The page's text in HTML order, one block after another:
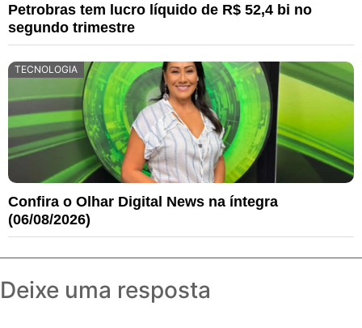
Petrobras tem lucro líquido de R$ 52,4 bi no
segundo trimestre
TECNOLOGIA
Confira o Olhar Digital News na íntegra
(06/08/2026)
Deixe uma resposta